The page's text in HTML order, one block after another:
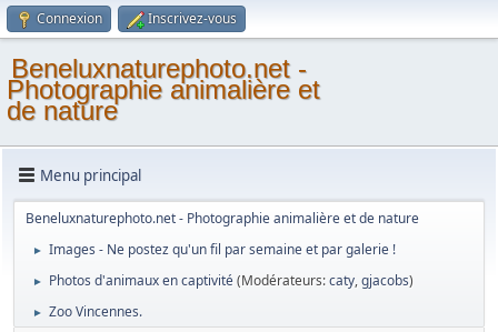
Connexion Inscrivez-vous
Beneluxnaturephoto.net -
Photographie animalière et
de nature
Menu principal
Beneluxnaturephoto.net - Photographie animalière et de nature
► Images - Ne postez qu'un fil par semaine et par galerie !
► Photos d'animaux en captivité(Modérateurs:caty,gjacobs)
► Zoo Vincennes.